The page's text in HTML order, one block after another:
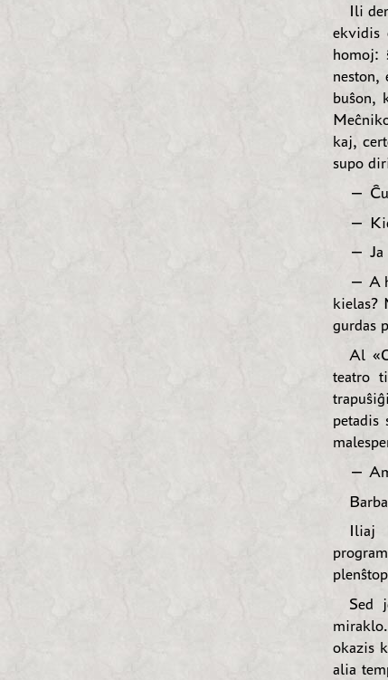
Ili
ekvidis
homoj:
neston,
buŝon,
kaj,
supo
— Ĉu
—
— Ja
— A
kielas?
gurdas
Al
teatro
petadis
—
Iliaj
Sed
okazis
alia